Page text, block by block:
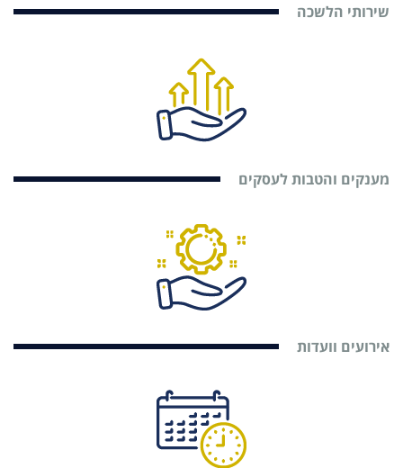
שירותי הלשכה
מענקים והטבות לעסקים
אירועים וועדות